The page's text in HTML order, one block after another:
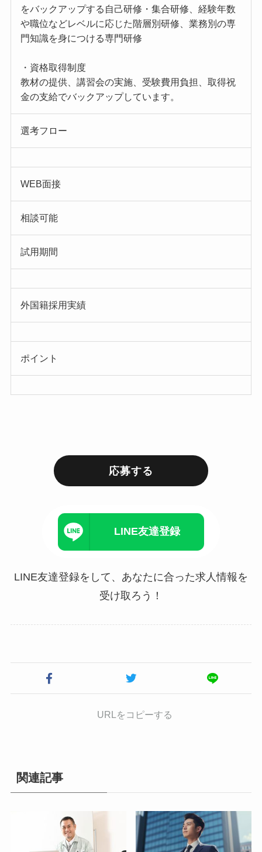
をバックアップする自己研修・集合研修、経験年数
や職位などレベルに応じた階層別研修、業務別の専
門知識を身につける専門研修
・資格取得制度
教材の提供、講習会の実施、受験費用負担、取得祝
金の支給でバックアップしています。
選考フロー
WEB面接
相談可能
試用期間
外国籍採用実績
ポイント
応募する
LINE友達登録
LINE友達登録をして、あなたに合った求人情報を
受け取ろう！
URLをコピーする
関連記事